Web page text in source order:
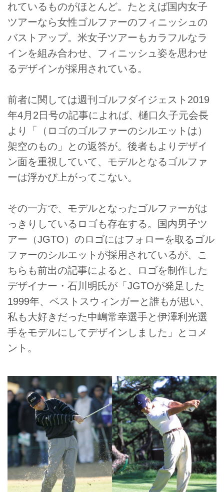
れているものがほとんど。たとえば国内女子
ツアーなら女性ゴルファーのフィニッシュの
バストアップ。米女子ツアーもカラフルなラ
インを組み合わせ、フィニッシュ姿を思わせ
るデザインが採用されている。
前者に関しては週刊ゴルフダイジェスト2019
年4月2日号の記事によれば、樋口久子元会長
より「（ロゴのゴルファーのシルエットは）
架空のもの」との返答が。後者もよりデザイ
ン面を重視していて、モデルとなるゴルファ
ーは浮かび上がってこない。
その一方で、モデルとなったゴルファーがは
っきりしているロゴも存在する。国内男子ツ
アー（JGTO）のロゴにはフォローを取るゴル
ファーのシルエットが採用されているが、こ
ちらも前出の記事によると、ロゴを制作した
デザイナー・石川明氏が「JGTOが発足した
1999年、ベストスウィンガーと誰もが思い、
私も大好きだった中嶋常幸選手と伊澤利光選
手をモデルにしてデザインしました」とコメ
ント。